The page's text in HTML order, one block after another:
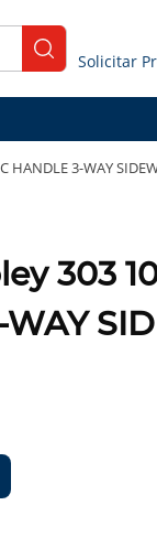
submit search
3-WAY
303